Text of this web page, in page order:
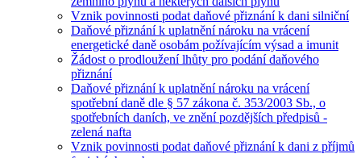
Vznik povinnosti podat daňové přiznání k dani silniční
Daňové přiznání k uplatnění nároku na vrácení
energetické daně osobám požívajícím výsad a imunit
Žádost o prodloužení lhůty pro podání daňového
přiznání
Daňové přiznání k uplatnění nároku na vrácení
spotřební daně dle § 57 zákona č. 353/2003 Sb., o
spotřebních daních, ve znění pozdějších předpisů -
zelená nafta
Vznik povinnosti podat daňové přiznání k dani z příjmů